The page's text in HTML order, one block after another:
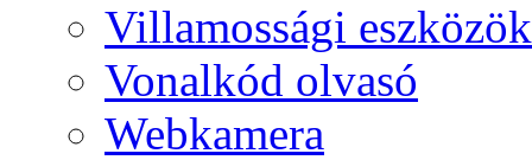
Villamossági eszközök
Vonalkód olvasó
Webkamera